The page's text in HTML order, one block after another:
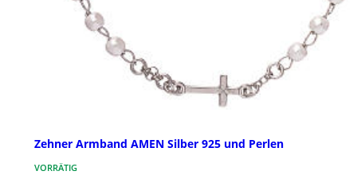
Zehner Armband AMEN Silber 925 und Perlen
VORRÄTIG